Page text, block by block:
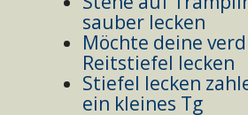
sauber lecken
Möchte deine
Reitstiefel lecken
Stiefel lecken
ein kleines Tg